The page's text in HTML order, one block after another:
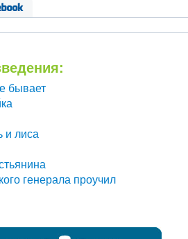
бывает
и лиса
генерала проучил